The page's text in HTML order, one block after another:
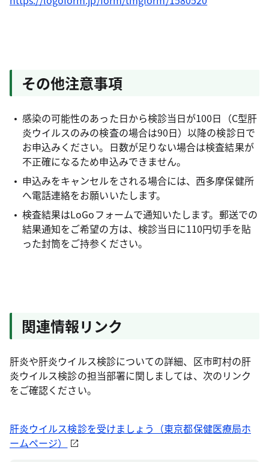
その他注意事項
感染の可能性のあった日から検診当日が100日（C型肝
炎ウイルスのみの検査の場合は90日）以降の検診日で
お申込みください。日数が足りない場合は検査結果が
不正確になるため申込みできません。
申込みをキャンセルをされる場合には、西多摩保健所
へ電話連絡をお願いいたします。
検査結果はLoGoフォームで通知いたします。郵送での
結果通知をご希望の方は、検診当日に110円切手を貼
った封筒をご持参ください。
関連情報リンク
肝炎や肝炎ウイルス検診についての詳細、区市町村の肝
炎ウイルス検診の担当部署に関しましては、次のリンク
をご確認ください。
肝炎ウイルス検診を受けましょう（東京都保健医療局ホ
ームページ）